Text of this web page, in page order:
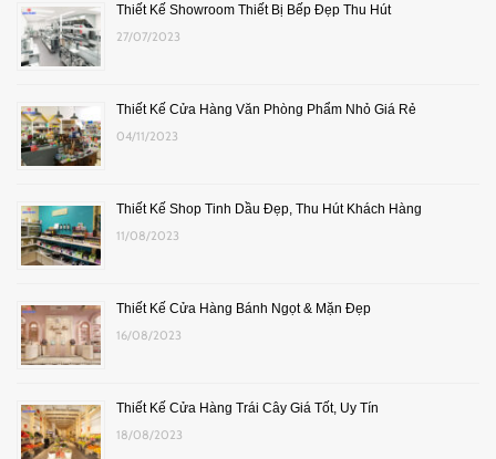
Thiết Kế Showroom Thiết Bị Bếp Đẹp Thu Hút
27/07/2023
Thiết Kế Cửa Hàng Văn Phòng Phẩm Nhỏ Giá Rẻ
04/11/2023
Thiết Kế Shop Tinh Dầu Đẹp, Thu Hút Khách Hàng
11/08/2023
Thiết Kế Cửa Hàng Bánh Ngọt & Mặn Đẹp
16/08/2023
Thiết Kế Cửa Hàng Trái Cây Giá Tốt, Uy Tín
18/08/2023